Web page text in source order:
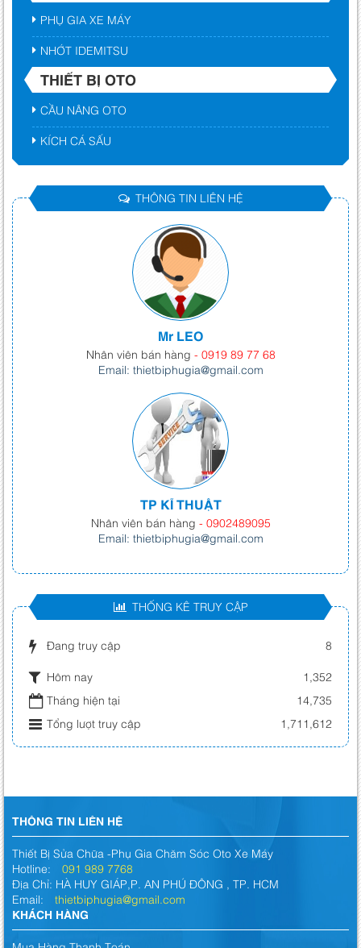
PHỤ GIA XE MÁY
NHỚT IDEMITSU
THIẾT BỊ OTO
CẦU NÂNG OTO
KÍCH CÁ SẤU
THÔNG TIN LIÊN HỆ
Mr LEO
Nhân viên bán hàng - 0919 89 77 68
Email: thietbiphugia@gmail.com
TP KĨ THUẬT
Nhân viên bán hàng - 0902489095
Email: thietbiphugia@gmail.com
THỐNG KÊ TRUY CẬP
Đang truy cập 8
Hôm nay
1,352
Tháng hiện tại
14,735
Tổng lượt truy cập
1,711,612
THÔNG TIN LIÊN HỆ
Thiết Bị Sửa Chữa -Phụ Gia Chăm Sóc Oto Xe Máy
Hotline: 091 989 7768
Địa Chỉ: HÀ HUY GIÁP,P. AN PHÚ ĐÔNG , TP. HCM
Email: thietbiphugia@gmail.com
KHÁCH HÀNG